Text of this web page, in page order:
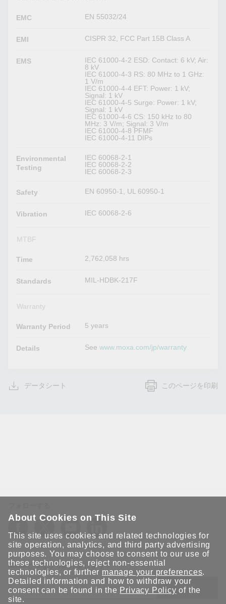
EMC EN 55032/24
EMI CISPR 32, FCC Part 15B Class A
EMS
IEC 61000-4-2 ESD: Contact: 6 kV; Air:
8 kV
IEC 61000-4-3 RS: 80 MHz to 1 GHz:
1 V/m
IEC 61000-4-4 EFT: Power: 1 kV;
Signal: 1 kV
IEC 61000-4-5 Surge: Power: 1 kV;
Signal: 1 kV
IEC 61000-4-6 CS: 150 kHz to 80
MHz: 3 V/m; Signal: 3 V/m
IEC 61000-4-8 PFMF
IEC 61000-4-11 DIPs
Environmental
Testing
IEC 60068-2-1
IEC 60068-2-2
IEC 60068-2-3
Safety EN 60950-1, UL 60950-1
Vibration IEC 60068-2-6
MTBF
Time 2,762,058 hrs
Standards MIL-HDBK-217F
Warranty
Warranty Period 5 years
Details Seewww.moxa.com/jp/warranty
データシート このページを印刷
Moxaとつながり続けましょう！
送信
About Cookies on This Site
This site uses cookies and related technologies for
site operation, analytics, and third party advertising
purposes. You may choose to consent to our use of
these technologies, reject non-essential
technologies, or further manage your preferences.
Detailed information and how to withdraw your
consent can be found in the Privacy Policy of the
site.